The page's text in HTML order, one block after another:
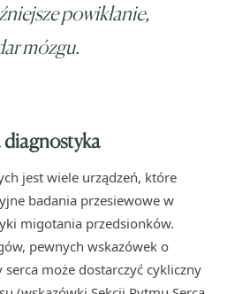
powikłanie,
mózgu.
jest wiele urządzeń, które
badania przesiewowe w
migotania przedsionków.
pewnych wskazówek o
może dostarczyć cykliczny